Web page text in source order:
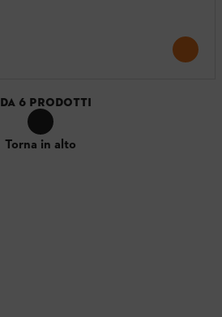
DA 6 PRODOTTI
Torna in alto